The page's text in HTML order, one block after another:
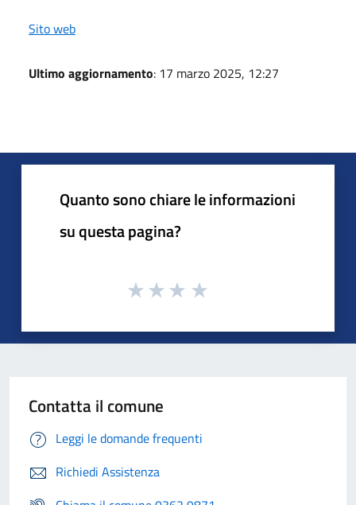
Sito web
Ultimo aggiornamento: 17 marzo 2025, 12:27
Quanto sono chiare le informazioni
su questa pagina?
Contatta il comune
Leggi le domande frequenti
Richiedi Assistenza